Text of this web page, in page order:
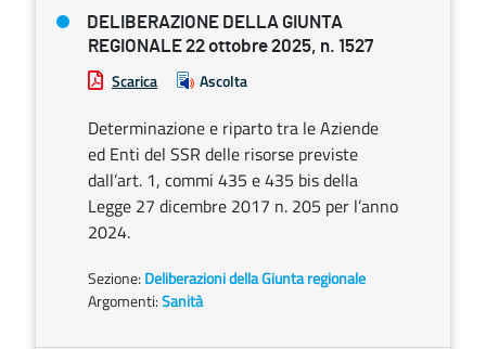
DELIBERAZIONE DELLA GIUNTA
REGIONALE 22 ottobre 2025, n. 1527
Scarica Ascolta
Determinazione e riparto tra le Aziende
ed Enti del SSR delle risorse previste
dall’art. 1, commi 435 e 435 bis della
Legge 27 dicembre 2017 n. 205 per l’anno
2024.
Sezione: Deliberazioni della Giunta regionale
Argomenti:Sanità